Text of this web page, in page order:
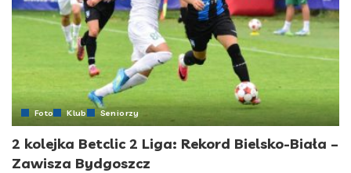
Foto Klub Seniorzy
2 kolejka Betclic 2 Liga: Rekord Bielsko-Biała –
Zawisza Bydgoszcz